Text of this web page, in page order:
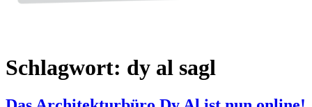
Schlagwort: dy al sagl